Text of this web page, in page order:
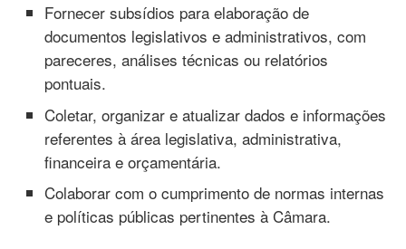
Fornecer subsídios para elaboração de
documentos legislativos e administrativos, com
pareceres, análises técnicas ou relatórios
pontuais.
Coletar, organizar e atualizar dados e informações
referentes à área legislativa, administrativa,
financeira e orçamentária.
Colaborar com o cumprimento de normas internas
e políticas públicas pertinentes à Câmara.